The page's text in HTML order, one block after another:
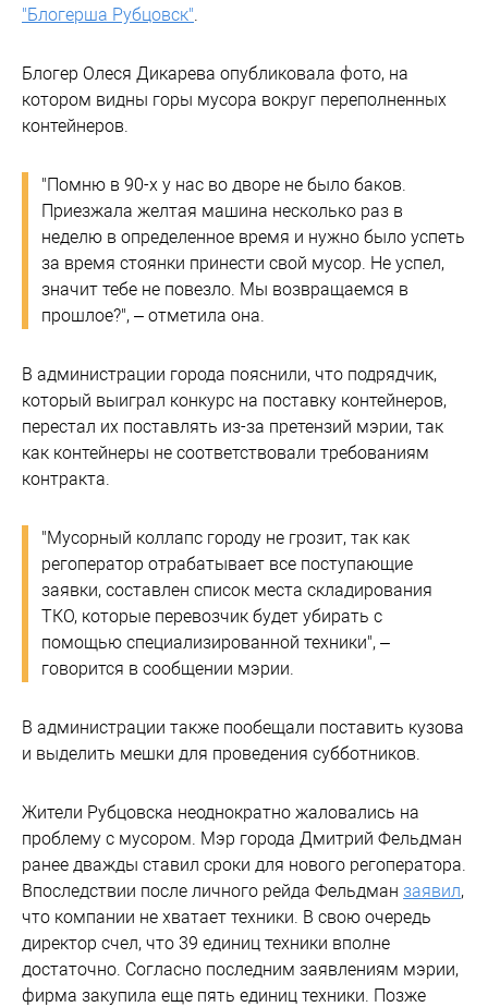
"Блогерша Рубцовск".
Блогер Олеся Дикарева опубликовала фото, на
котором видны горы мусора вокруг переполненных
контейнеров.
"Помню в 90-х у нас во дворе не было баков.
Приезжала желтая машина несколько раз в
неделю в определенное время и нужно было успеть
за время стоянки принести свой мусор. Не успел,
значит тебе не повезло. Мы возвращаемся в
прошлое?", – отметила она.
В администрации города пояснили, что подрядчик,
который выиграл конкурс на поставку контейнеров,
перестал их поставлять из-за претензий мэрии, так
как контейнеры не соответствовали требованиям
контракта.
"Мусорный коллапс городу не грозит, так как
регоператор отрабатывает все поступающие
заявки, составлен список места складирования
ТКО, которые перевозчик будет убирать с
помощью специализированной техники", –
говорится в сообщении мэрии.
В администрации также пообещали поставить кузова
и выделить мешки для проведения субботников.
Жители Рубцовска неоднократно жаловались на
проблему с мусором. Мэр города Дмитрий Фельдман
ранее дважды ставил сроки для нового регоператора.
Впоследствии после личного рейда Фельдман заявил,
что компании не хватает техники. В свою очередь
директор счел, что 39 единиц техники вполне
достаточно. Согласно последним заявлениям мэрии,
фирма закупила еще пять единиц техники. Позже